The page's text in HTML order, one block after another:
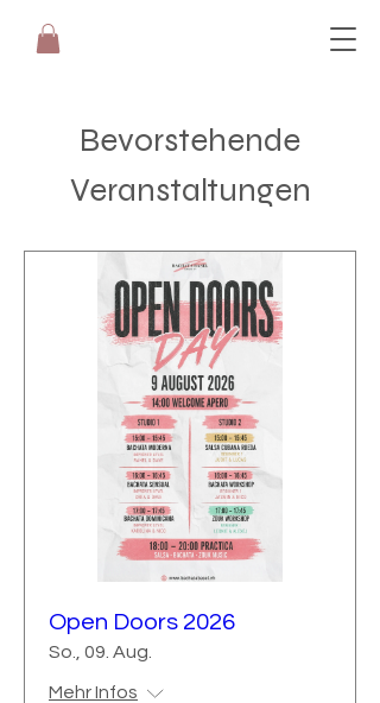
Bevorstehende
Veranstaltungen
Open Doors 2026
So., 09. Aug.
Mehr Infos